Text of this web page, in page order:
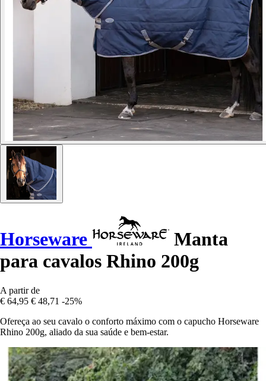
Horseware
Manta
para cavalos Rhino 200g
A partir de
€ 64,95 € 48,71 -25%
Ofereça ao seu cavalo o conforto máximo com o capucho Horseware
Rhino 200g, aliado da sua saúde e bem-estar.